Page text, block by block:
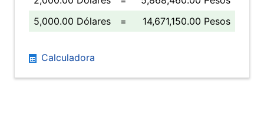
5,000.00 Dólares
= 14,671,150.00 Pesos
Calculadora